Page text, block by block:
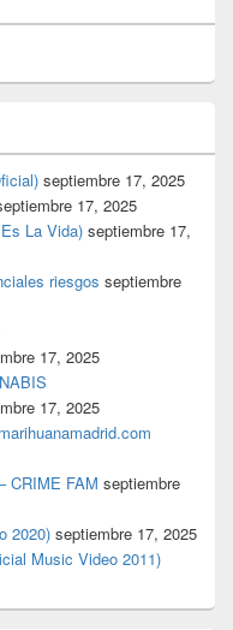
septiembre 17, 2025
17, 2025
La Vida) septiembre 17,
riesgos septiembre
17, 2025
17, 2025
CRIME FAM septiembre
2020) septiembre 17, 2025
Music Video 2011)